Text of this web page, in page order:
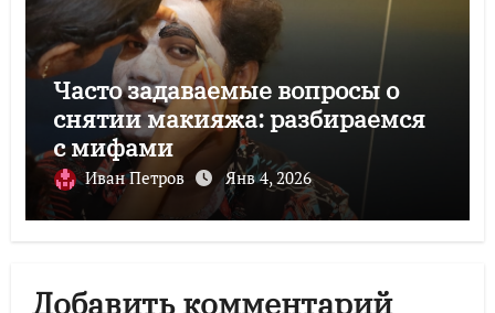
Часто задаваемые вопросы о
снятии макияжа: разбираемся
с мифами
Иван Петров Янв 4, 2026
Добавить комментарий